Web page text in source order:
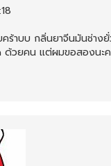
คร้าบบ กลิ่นยาจีนมันช่าง
ด้วยคน แต่ผมขอสองนะ